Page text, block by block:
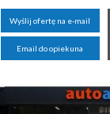
Wyślij ofertę na e-mail
Email do opiekuna